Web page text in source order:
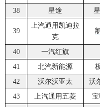
38
星途
39
上汽通用凯迪拉
克
40 一汽红旗
41
北汽新能源
42
沃尔沃亚太 沃
43
上汽通用五菱